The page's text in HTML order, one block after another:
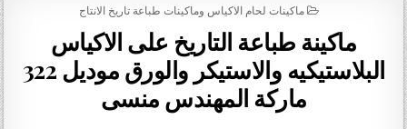
POSTED IN
ماكينات لحام الاكياس وماكينات طباعة تاريخ الانتاج
ماكينة طباعة التاريخ على الاكياس
البلاستيكيه والاستيكر والورق موديل 322
ماركة المهندس منسى